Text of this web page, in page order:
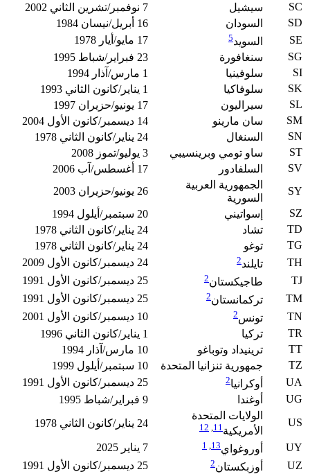
SC
سيشيل
7 نوفمبر/تشرين الثاني 2002
SD
السودان
16 أبريل/نيسان 1984
SE
السويد5
17 مايو/أيار 1978
SG
سنغافورة
23 فبراير/شباط 1995
SI
سلوفينيا
1 مارس/آذار 1994
SK
سلوفاكيا
1 يناير/كانون الثاني 1993
SL
سيراليون
17 يونيو/حزيران 1997
SM
سان مارينو
14 ديسمبر/كانون الأول 2004
SN
السنغال
24 يناير/كانون الثاني 1978
ST
ساو تومي وبرينسيبي
3 يوليو/تموز 2008
SV
السلفادور
17 أغسطس/آب 2006
SY
الجمهورية العربية
السورية
26 يونيو/حزيران 2003
SZ
إسواتيني
20 سبتمبر/أيلول 1994
TD
تشاد
24 يناير/كانون الثاني 1978
TG
توغو
24 يناير/كانون الثاني 1978
TH
تايلند2
24 ديسمبر/كانون الأول 2009
TJ
طاجيكستان2
25 ديسمبر/كانون الأول 1991
TM
تركمانستان2
25 ديسمبر/كانون الأول 1991
TN
تونس2
10 ديسمبر/كانون الأول 2001
TR
تركيا
1 يناير/كانون الثاني 1996
TT
ترينيداد وتوباغو
10 مارس/آذار 1994
TZ
جمهورية تنزانيا المتحدة
10 سبتمبر/أيلول 1999
UA
أوكرانيا2
25 ديسمبر/كانون الأول 1991
UG
أوغندا
9 فبراير/شباط 1995
US
الولايات المتحدة
الأمريكية11
,
12 24 يناير/كانون الثاني 1978
UY أوروغواي13
,
1
7 يناير 2025
UZ
أوزبكستان2 25 ديسمبر/كانون الأول 1991